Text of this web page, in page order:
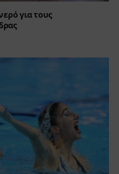
για τους